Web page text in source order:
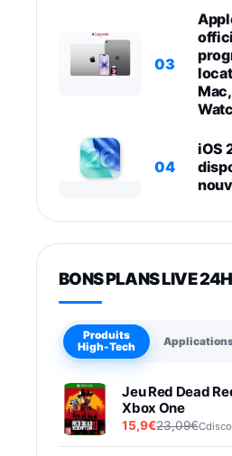
03
04
iOS
BONS PLANS LIVE
Produits
High-Tech
Jeu Red Dead
Xbox One
15,9€23,09€